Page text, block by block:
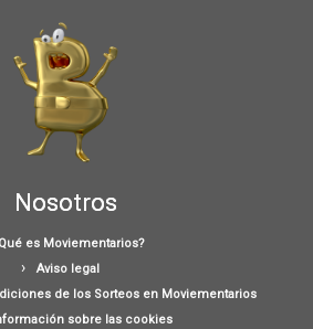
Nosotros
es Moviementarios?
Aviso legal
de los Sorteos en Moviementarios
sobre las cookies